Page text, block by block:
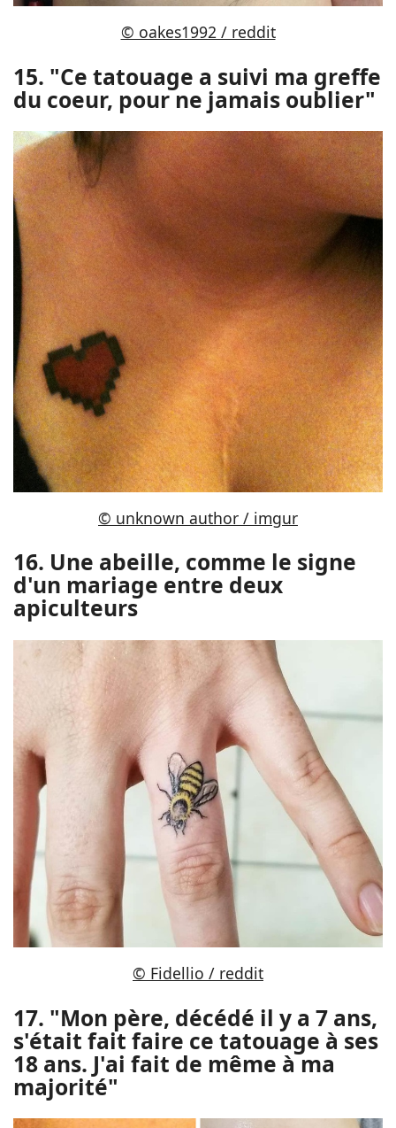
© oakes1992 / reddit
15. "Ce tatouage a suivi ma greffe
du coeur, pour ne jamais oublier"
© unknown author / imgur
16. Une abeille, comme le signe
d'un mariage entre deux
apiculteurs
© Fidellio / reddit
17. "Mon père, décédé il y a 7 ans,
s'était fait faire ce tatouage à ses
18 ans. J'ai fait de même à ma
majorité"